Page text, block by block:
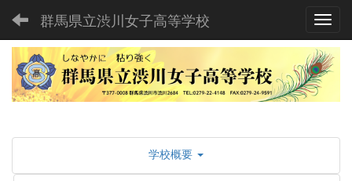
群馬県立渋川女子高等学校
学校概要